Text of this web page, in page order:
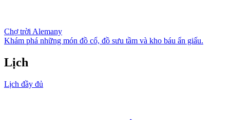
Chợ trời Alemany
Khám phá những món đồ cổ, đồ sưu tầm và kho báu ẩn giấu.
Lịch
Lịch đầy đủ